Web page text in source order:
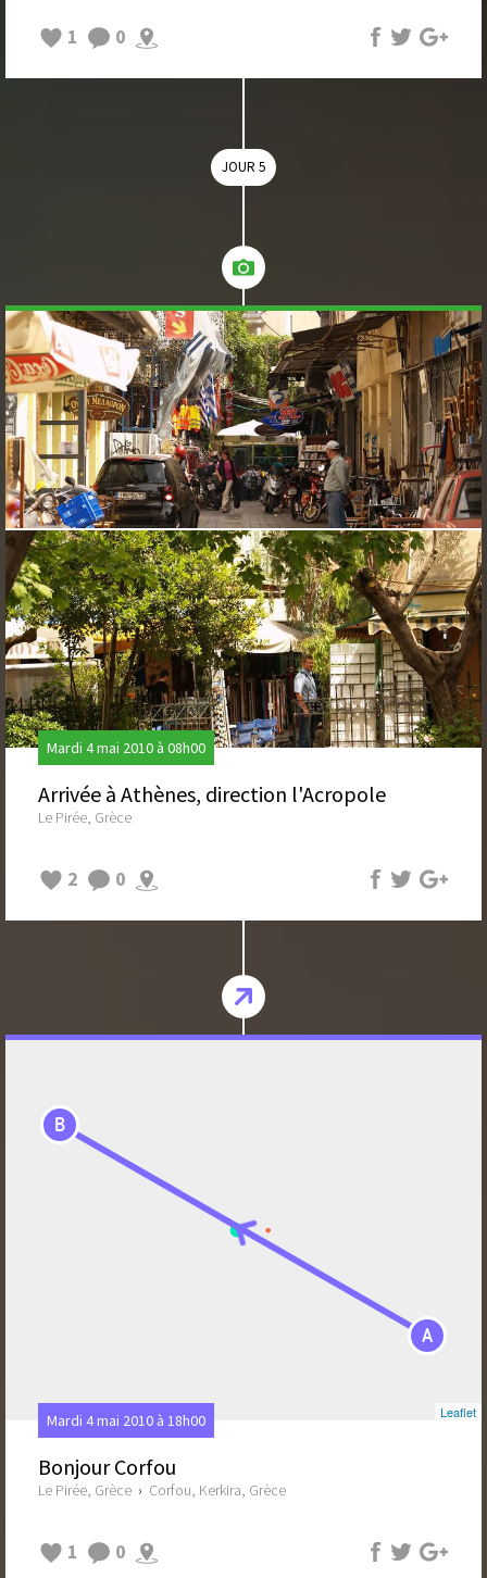
1 0
JOUR 5
Mardi 4 mai 2010 à 08h00
Arrivée à Athènes, direction l'Acropole
Le Pirée, Grèce
2 0
A
B
Leaflet
Mardi 4 mai 2010 à 18h00
Bonjour Corfou
Le Pirée, Grèce › Corfou, Kerkira, Grèce
1 0